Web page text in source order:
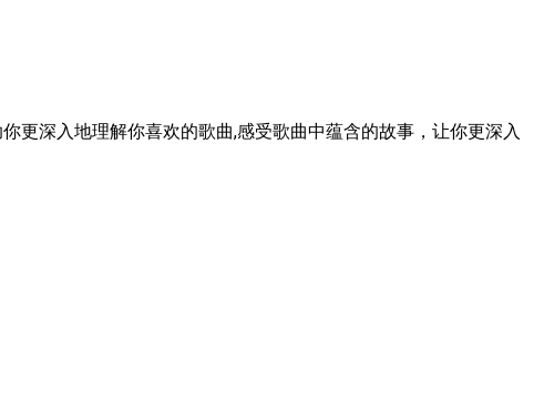
更深入地理解你喜欢的歌曲,感受歌曲中蕴含的故事，让你更深入